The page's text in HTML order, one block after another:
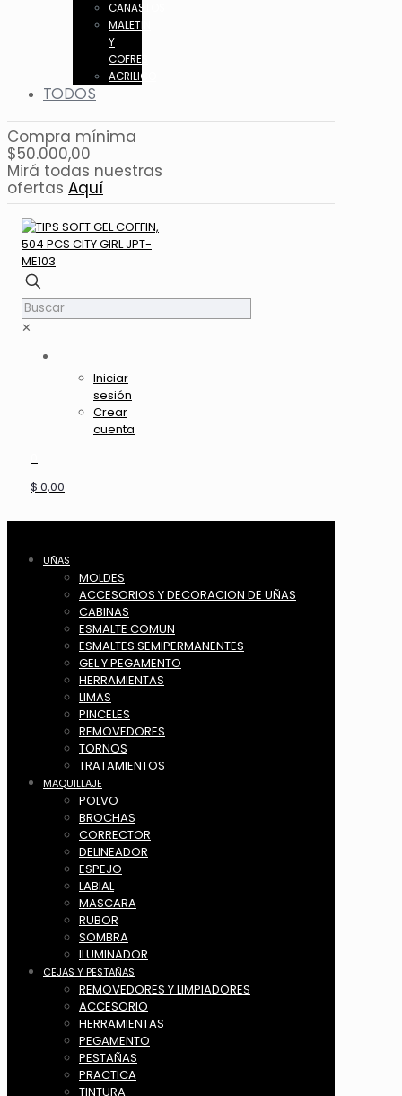
CANASTOS
MALETIN
Y
COFRES
ACRILICO
TODOS
Compra mínima
$50.000,00
Mirá todas nuestras
ofertas Aquí
✕
Iniciar
sesión
Crear
cuenta
$ 0,00
UÑAS
MOLDES
ACCESORIOS Y DECORACION DE UÑAS
CABINAS
ESMALTE COMUN
ESMALTES SEMIPERMANENTES
GEL Y PEGAMENTO
HERRAMIENTAS
LIMAS
PINCELES
REMOVEDORES
TORNOS
TRATAMIENTOS
MAQUILLAJE
POLVO
BROCHAS
CORRECTOR
DELINEADOR
ESPEJO
LABIAL
MASCARA
RUBOR
SOMBRA
ILUMINADOR
CEJAS Y PESTAÑAS
REMOVEDORES Y LIMPIADORES
ACCESORIO
HERRAMIENTAS
PEGAMENTO
PESTAÑAS
PRACTICA
TINTURA